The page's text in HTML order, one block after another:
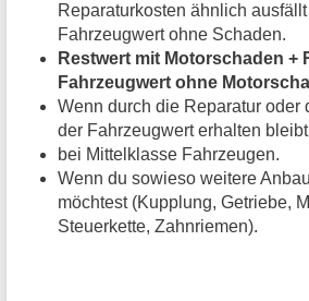
Reparaturkosten ähnlich
Fahrzeugwert ohne Schaden.
Restwert mit Motorschaden +
Fahrzeugwert ohne
Wenn durch die Reparatur oder
der Fahrzeugwert erhalten
bei Mittelklasse Fahrzeugen.
Wenn du sowieso weitere
möchtest (Kupplung, Getriebe,
Steuerkette, Zahnriemen).